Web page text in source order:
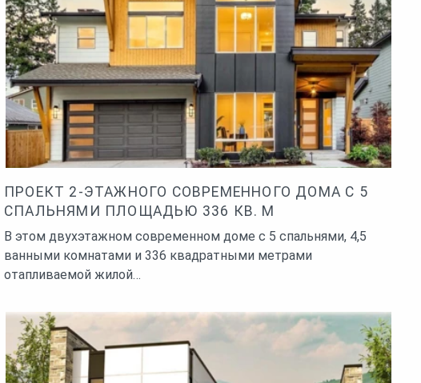
ПРОЕКТ 2-ЭТАЖНОГО СОВРЕМЕННОГО ДОМА С 5
СПАЛЬНЯМИ ПЛОЩАДЬЮ 336 КВ. М
В этом двухэтажном современном доме с 5 спальнями, 4,5
ванными комнатами и 336 квадратными метрами
отапливаемой жилой…